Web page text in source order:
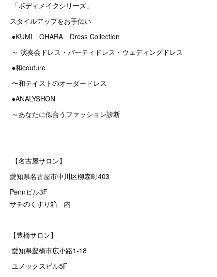
「ボディメイクシリーズ」
スタイルアップをお手伝い
●KUMI OHARA Dress Collection
～ 演奏会ドレス・パーティドレス・ウェディングドレス
●和couture
〜和テイストのオーダードレス
●ANALYSHON
～あなたに似合うファッション診断
【名古屋サロン】
愛知県名古屋市中川区柳森町403
Pennビル3F
サチのくすり箱 内
【豊橋サロン】
愛知県豊橋市広小路1-18
ユメックスビル5F